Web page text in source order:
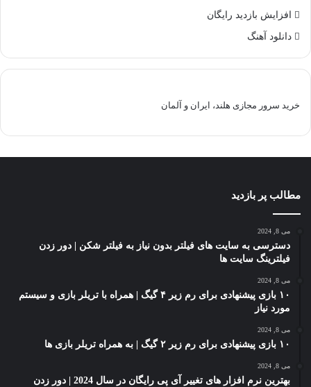
افزایش بازدید رایگان
دانلود آهنگ
خرید سرور مجازی هلند، ایران و آلمان
مطالب پر بازدید
می 8, 2024
دسترسی به سایت های فیلتر بدون نیاز به فیلتر شکن | دور زدن
فیلترینگ سایت ها
می 8, 2024
۱۰ بازی پیشنهادی برای رم زیر ۴ گیگ | همراه با تریلر بازی و سیستم
مورد نیاز
می 8, 2024
۱۰ بازی پیشنهادی برای رم زیر ۲ گیگ | به همراه تریلر بازی ها
می 8, 2024
بهترین نرم افزار های تغییر آی پی رایگان در سال 2024 | دور زدن